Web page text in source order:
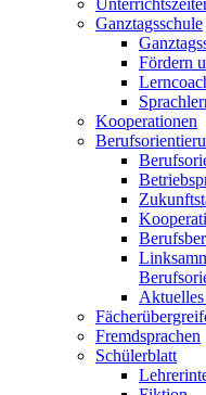
Ganztagsschule
Fördern
Kooperationen
Fremdsprachen
Schülerblatt